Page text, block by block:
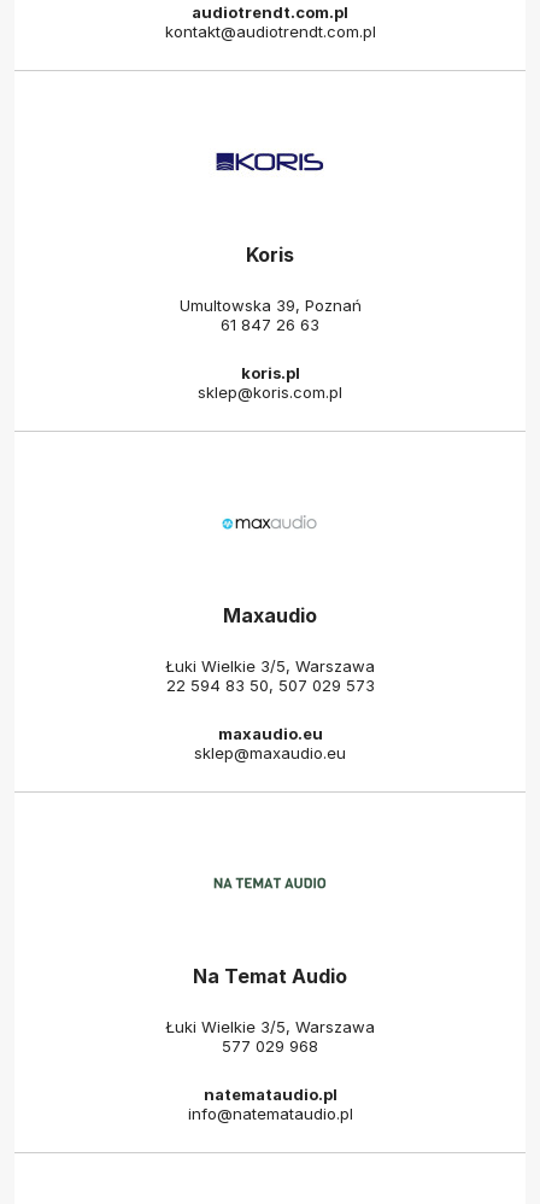
audiotrendt.com.pl
kontakt@audiotrendt.com.pl
Koris
Umultowska 39, Poznań
61 847 26 63
koris.pl
sklep@koris.com.pl
Maxaudio
Łuki Wielkie 3/5, Warszawa
22 594 83 50, 507 029 573
maxaudio.eu
sklep@maxaudio.eu
Na Temat Audio
Łuki Wielkie 3/5, Warszawa
577 029 968
natemataudio.pl
info@natemataudio.pl